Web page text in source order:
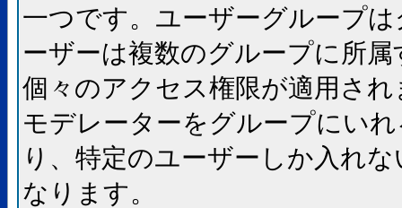
一つです。ユーザーグループ
ーザーは複数のグループに所
個々のアクセス権限が適用さ
モデレーターをグループにい
り、特定のユーザーしか入れ
なります。